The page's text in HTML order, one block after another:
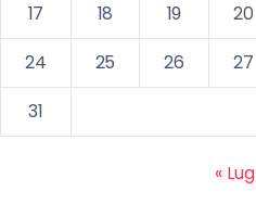
17
18 19 20
24
25 26 27
31
« Lug